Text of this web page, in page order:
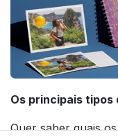
Os principais tipos
Quer saber quais